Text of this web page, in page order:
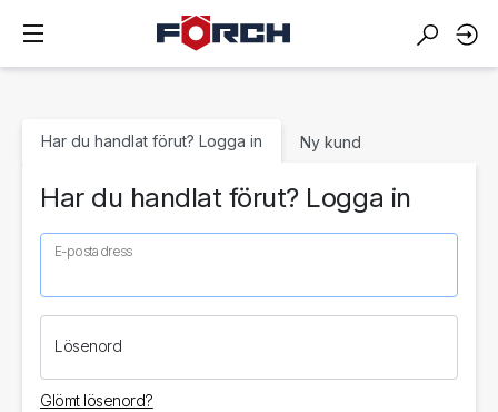
Har du handlat förut? Logga in Ny kund
Har du handlat förut? Logga in
E-postadress
Lösenord
Glömt lösenord?